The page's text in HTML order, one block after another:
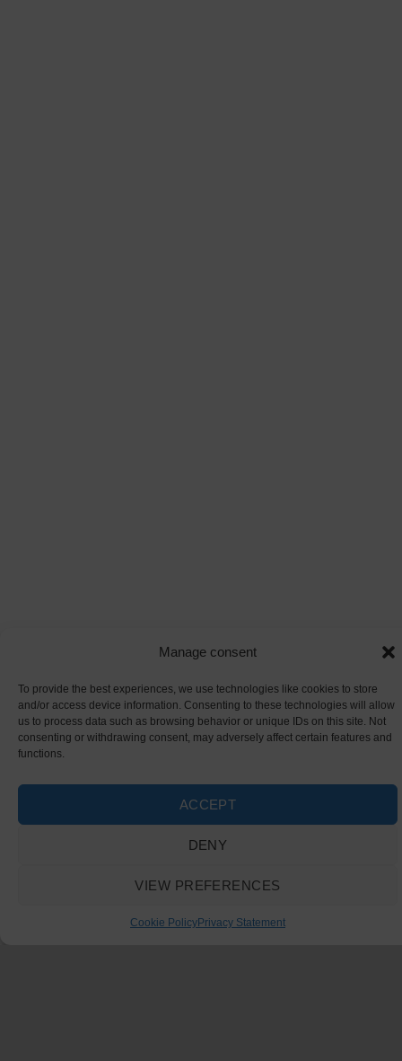
Manage consent
To provide the best experiences, we use technologies like cookies to store
and/or access device information. Consenting to these technologies will allow
us to process data such as browsing behavior or unique IDs on this site. Not
consenting or withdrawing consent, may adversely affect certain features and
functions.
ACCEPT
DENY
VIEW PREFERENCES
Cookie PolicyPrivacy Statement